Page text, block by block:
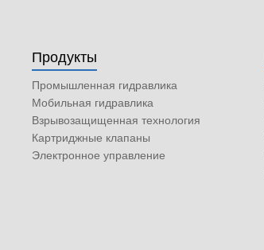
Продукты
Промышленная гидравлика
Мобильная гидравлика
Взрывозащищенная технология
Картриджные клапаны
Электронное управление